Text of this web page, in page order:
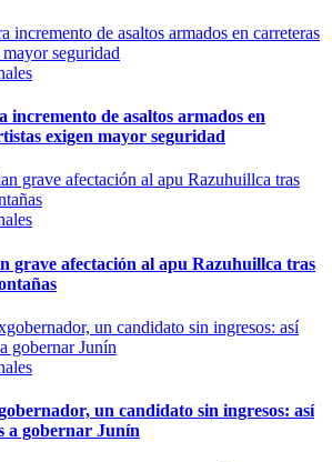
incremento de asaltos armados en
exigen mayor seguridad
grave afectación al apu Razuhuillca tras
un candidato sin ingresos: así
a gobernar Junín